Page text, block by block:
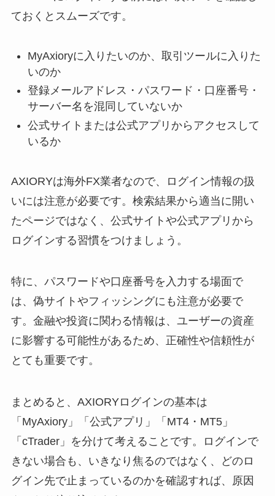
ておくとスムーズです。
MyAxioryに入りたいのか、取引ツールに入りた
いのか
登録メールアドレス・パスワード・口座番号・
サーバー名を混同していないか
公式サイトまたは公式アプリからアクセスして
いるか
AXIORYは海外FX業者なので、ログイン情報の扱
いには注意が必要です。検索結果から適当に開い
たページではなく、公式サイトや公式アプリから
ログインする習慣をつけましょう。
特に、パスワードや口座番号を入力する場面で
は、偽サイトやフィッシングにも注意が必要で
す。金融や投資に関わる情報は、ユーザーの資産
に影響する可能性があるため、正確性や信頼性が
とても重要です。
まとめると、AXIORYログインの基本は
「MyAxiory」「公式アプリ」「MT4・MT5」
「cTrader」を分けて考えることです。ログインで
きない場合も、いきなり焦るのではなく、どのロ
グイン先で止まっているのかを確認すれば、原因